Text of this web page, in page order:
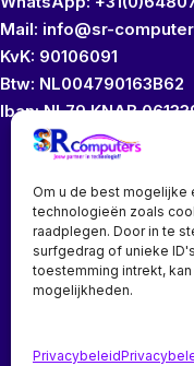
Om u de best mogelijke
technologieën zoals
raadplegen. Door in te
surfgedrag of unieke
toestemming intrekt,
mogelijkheden.
Privacybeleid
Mail: info@sr-
KvK: 90106091
Btw: NL004790163B62
Iban: NL79 KNAB